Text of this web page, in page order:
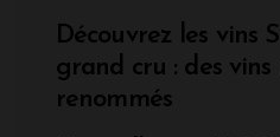
Découvrez les vins
grand cru : des vins
renommés